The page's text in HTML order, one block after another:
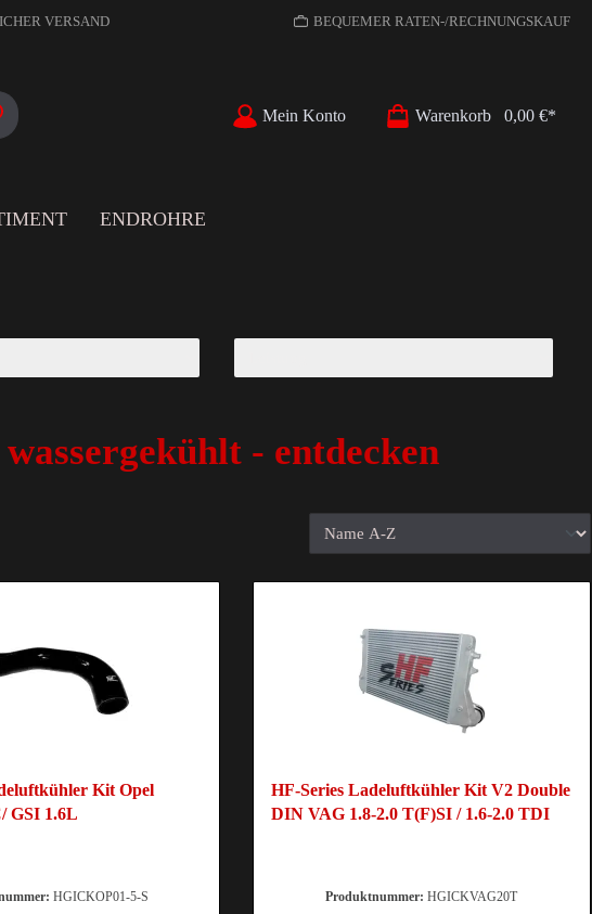
VERSAND BEQUEMER RATEN-/RECHNUNGSKAUF
Mein Konto Warenkorb 0,00 €*
ENDROHRE
- entdecken
Kit Opel
GSI 1.6L
HGICKOP01-5-S
HF-Series Ladeluftkühler Kit V2 Double
DIN VAG 1.8-2.0 T(F)SI / 1.6-2.0 TDI
Produktnummer:HGICKVAG20T